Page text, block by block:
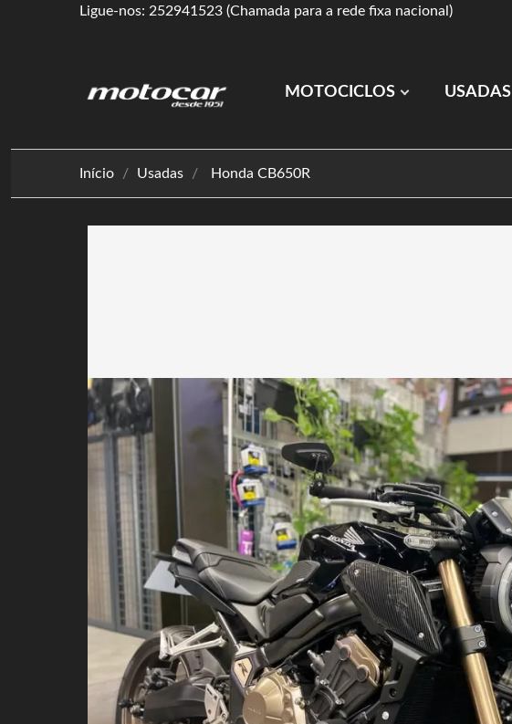
Ligue-nos: 252941523 (Chamada para a rede fixa nacional)
MOTOCICLOS USADAS
Início Usadas Honda CB650R